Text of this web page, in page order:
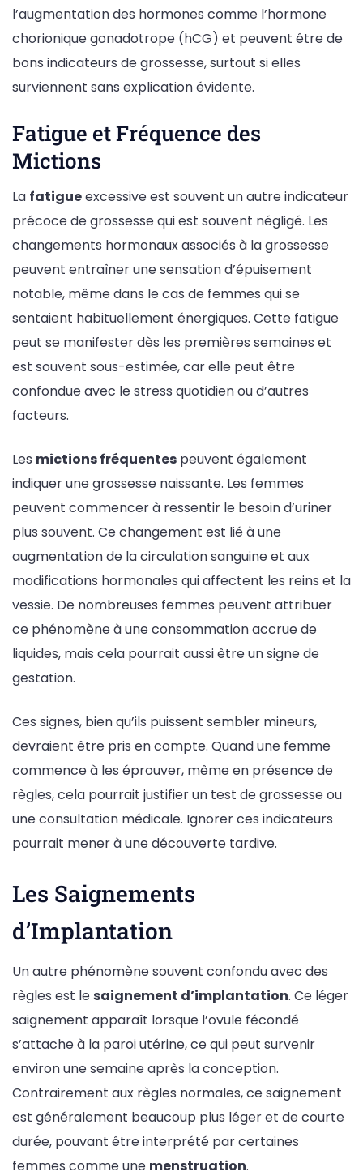
l’augmentation des hormones comme l’hormone
chorionique gonadotrope (hCG) et peuvent être de
bons indicateurs de grossesse, surtout si elles
surviennent sans explication évidente.
Fatigue et Fréquence des
Mictions
La fatigueexcessive est souvent un autre indicateur
précoce de grossesse qui est souvent négligé. Les
changements hormonaux associés à la grossesse
peuvent entraîner une sensation d’épuisement
notable, même dans le cas de femmes qui se
sentaient habituellement énergiques. Cette fatigue
peut se manifester dès les premières semaines et
est souvent sous-estimée, car elle peut être
confondue avec le stress quotidien ou d’autres
facteurs.
Les mictions fréquentes peuvent également
indiquer une grossesse naissante. Les femmes
peuvent commencer à ressentir le besoin d’uriner
plus souvent. Ce changement est lié à une
augmentation de la circulation sanguine et aux
modifications hormonales qui affectent les reins et la
vessie. De nombreuses femmes peuvent attribuer
ce phénomène à une consommation accrue de
liquides, mais cela pourrait aussi être un signe de
gestation.
Ces signes, bien qu’ils puissent sembler mineurs,
devraient être pris en compte. Quand une femme
commence à les éprouver, même en présence de
règles, cela pourrait justifier un test de grossesse ou
une consultation médicale. Ignorer ces indicateurs
pourrait mener à une découverte tardive.
Les Saignements
d’Implantation
Un autre phénomène souvent confondu avec des
règles est le saignement d’implantation. Ce léger
saignement apparaît lorsque l’ovule fécondé
s’attache à la paroi utérine, ce qui peut survenir
environ une semaine après la conception.
Contrairement aux règles normales, ce saignement
est généralement beaucoup plus léger et de courte
durée, pouvant être interprété par certaines
femmes comme une menstruation.